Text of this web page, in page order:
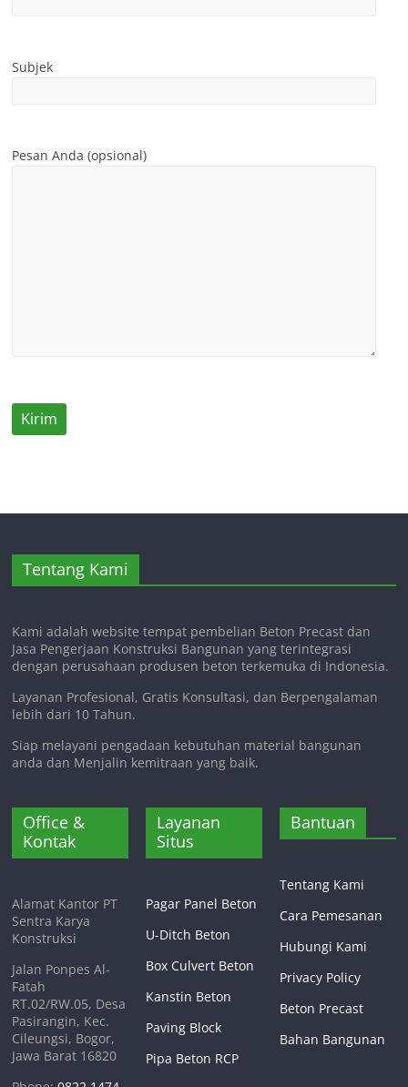
Subjek
Pesan Anda (opsional)
Tentang Kami
Kami adalah website tempat pembelian Beton Precast dan
Jasa Pengerjaan Konstruksi Bangunan yang terintegrasi
dengan perusahaan produsen beton terkemuka di Indonesia.
Layanan Profesional, Gratis Konsultasi, dan Berpengalaman
lebih dari 10 Tahun.
Siap melayani pengadaan kebutuhan material bangunan
anda dan Menjalin kemitraan yang baik.
Office &
Kontak
Alamat Kantor PT
Sentra Karya
Konstruksi
Jalan Ponpes Al-
Fatah
RT.02/RW.05, Desa
Pasirangin, Kec.
Cileungsi, Bogor,
Jawa Barat 16820
Layanan
Situs
Pagar Panel Beton
U-Ditch Beton
Box Culvert Beton
Kanstin Beton
Paving Block
Pipa Beton RCP
Bantuan
Tentang Kami
Cara Pemesanan
Hubungi Kami
Privacy Policy
Beton Precast
Bahan Bangunan